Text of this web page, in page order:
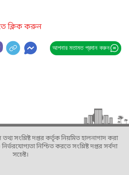
ক্লিক করুন
আপনার মতামত প্রদান করুন
সংশ্লিষ্ট দপ্তর কর্তৃক নিয়মিত হালনাগাদ করা
নিশ্চিত করতে সংশ্লিষ্ট দপ্তর সর্বদা
সচেষ্ট।